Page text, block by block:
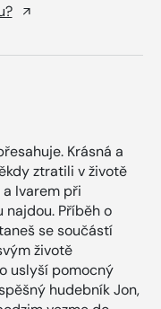
Krásná a
ztratili v životě
Ivarem při
najdou. Příběh o
se součástí
životě
uslyší pomocný
hudebník Jon,